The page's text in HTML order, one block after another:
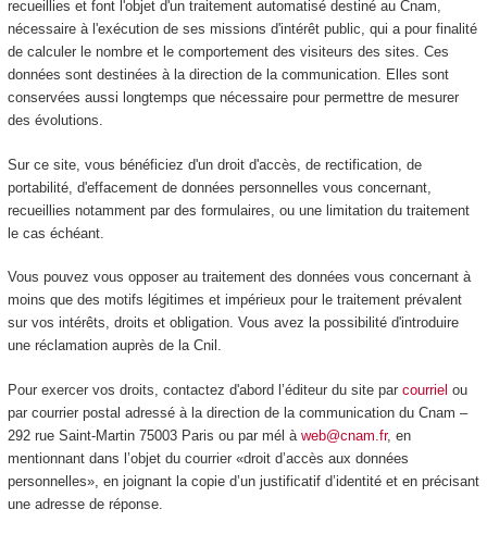
recueillies et font l'objet d'un traitement automatisé destiné au Cnam,
nécessaire à l'exécution de ses missions d'intérêt public, qui a pour finalité
de calculer le nombre et le comportement des visiteurs des sites. Ces
données sont destinées à la direction de la communication. Elles sont
conservées aussi longtemps que nécessaire pour permettre de mesurer
des évolutions.
Sur ce site, vous bénéficiez d'un droit d'accès, de rectification, de
portabilité, d'effacement de données personnelles vous concernant,
recueillies notamment par des formulaires, ou une limitation du traitement
le cas échéant.
Vous pouvez vous opposer au traitement des données vous concernant à
moins que des motifs légitimes et impérieux pour le traitement prévalent
sur vos intérêts, droits et obligation. Vous avez la possibilité d'introduire
une réclamation auprès de la Cnil.
Pour exercer vos droits, contactez d'abord l’éditeur du site par courriel ou
par courrier postal adressé à la direction de la communication du Cnam –
292 rue Saint-Martin 75003 Paris ou par mél à web@cnam.fr, en
mentionnant dans l’objet du courrier «droit d’accès aux données
personnelles», en joignant la copie d’un justificatif d’identité et en précisant
une adresse de réponse.